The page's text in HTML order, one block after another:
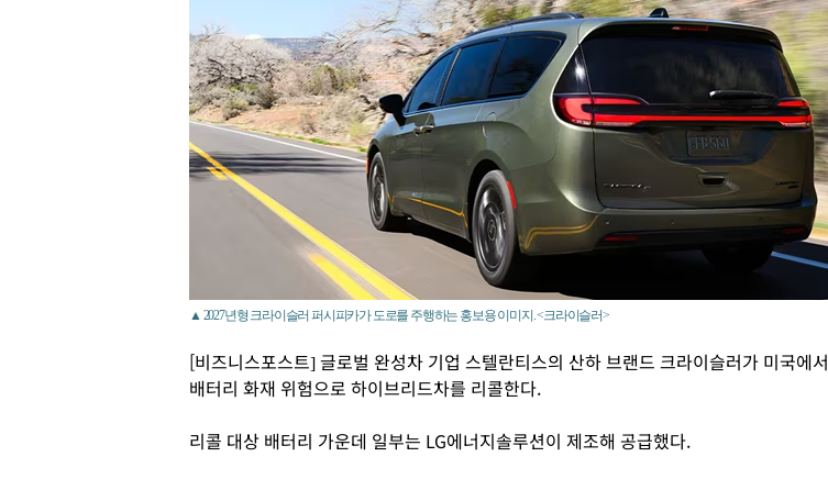
▲ 2027년형 크라이슬러 퍼시피카가 도로를 주행하는 홍보용 이미지. <크라이슬러>
[비즈니스포스트] 글로벌 완성차 기업 스텔란티스의 산하 브랜드 크라이슬러가 미국에서
배터리 화재 위험으로 하이브리드차를 리콜한다.
리콜 대상 배터리 가운데 일부는 LG에너지솔루션이 제조해 공급했다.